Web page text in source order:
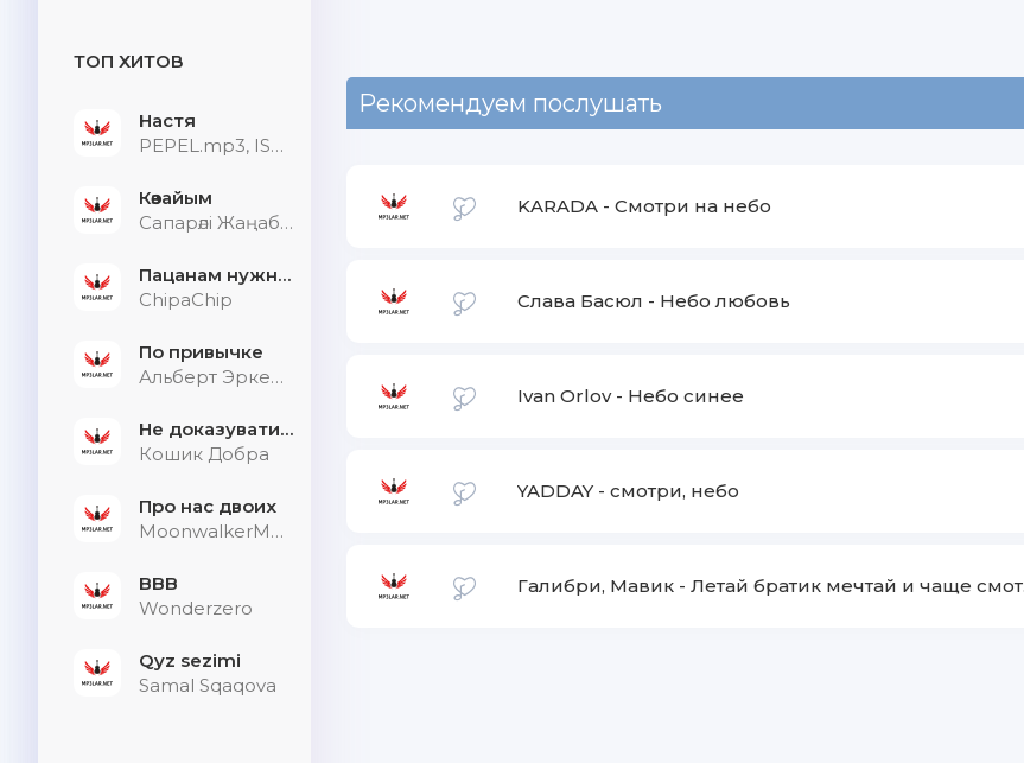
ТОП ХИТОВ
Настя
PEPEL.mp3, ISVNBITOV, Alfredovich
Көзайым
Сапарәлі Жаңабек
Пацанам нужна дыхалка
ChipaChip
По привычке
Альберт Эркенов
Не доказувати тим, хто не слухає
Кошик Добра
Про нас двоих
MoonwalkerMusic
BBB
Wonderzero
Qyz sezimi
Samal Sqaqova
Рекомендуем послушать
KARADA - Смотри на небо
Слава Басюл - Небо любовь
Ivan Orlov - Небо синее
YADDAY - смотри, небо
Галибри, Мавик - Летай братик мечтай и чаще смотри на небо